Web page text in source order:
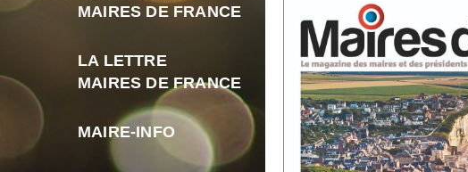
MAIRES DE FRANCE
LA LETTRE
MAIRES DE FRANCE
MAIRE-INFO